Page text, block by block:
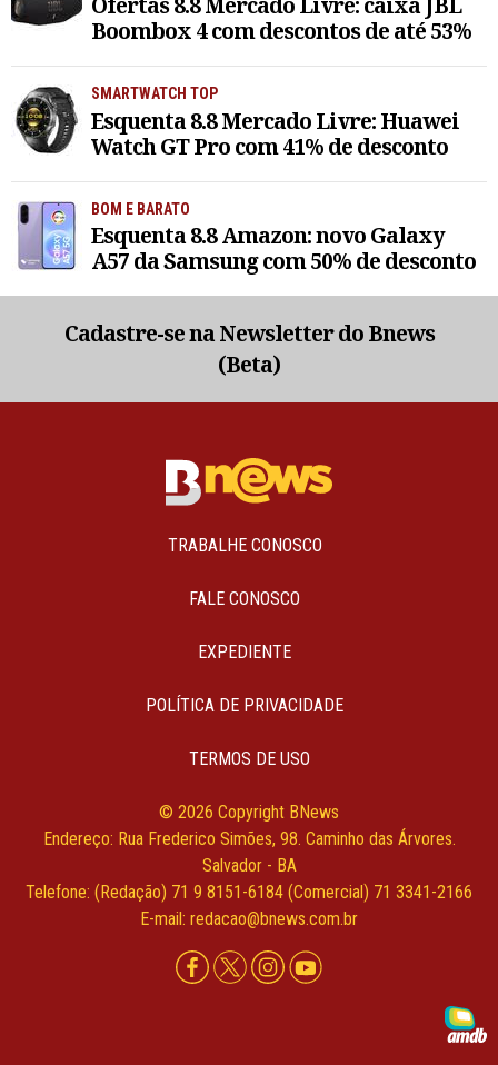
Boombox 4 com descontos de até 53%
SMARTWATCH TOP
Esquenta 8.8 Mercado Livre: Huawei
Watch GT Pro com 41% de desconto
BOM E BARATO
Esquenta 8.8 Amazon: novo Galaxy
A57 da Samsung com 50% de desconto
Cadastre-se na Newsletter do Bnews
(Beta)
TRABALHE CONOSCO
FALE CONOSCO
EXPEDIENTE
POLÍTICA DE PRIVACIDADE
TERMOS DE USO
© 2026 Copyright BNews
Endereço: Rua Frederico Simões, 98. Caminho das Árvores.
Salvador - BA
Telefone: (Redação) 71 9 8151-6184 (Comercial) 71 3341-2166
E-mail: redacao@bnews.com.br